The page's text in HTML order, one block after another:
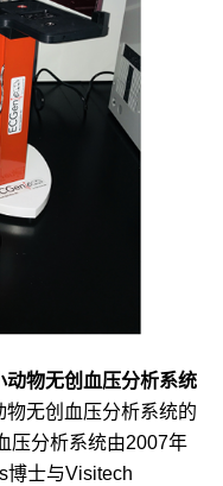
物无创血压分析系统
无创血压分析系统的
压分析系统由2007年
博士与Visitech